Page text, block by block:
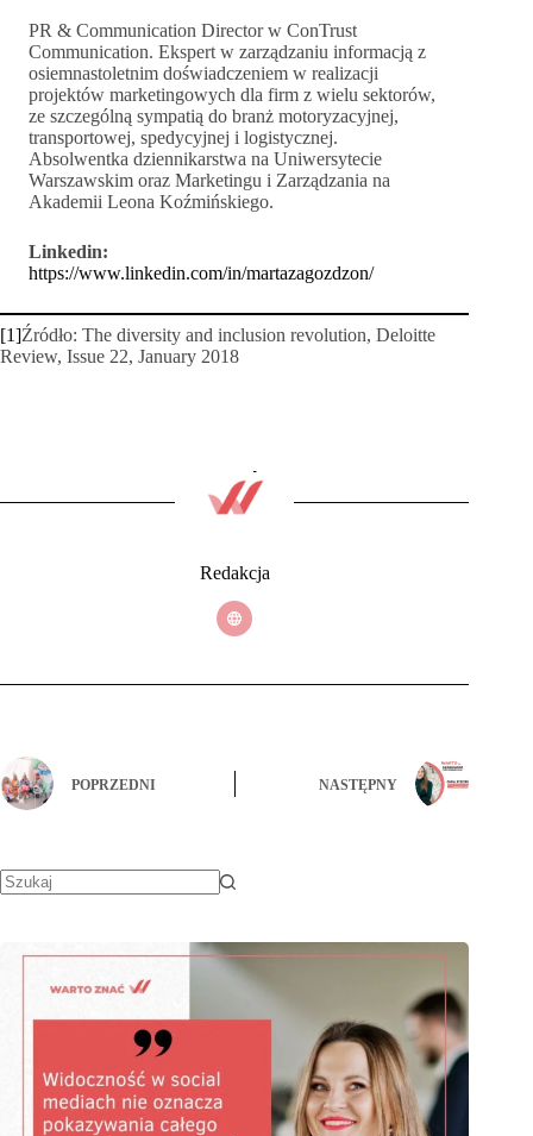
PR & Communication Director w ConTrust
Communication. Ekspert w zarządzaniu informacją z
osiemnastoletnim doświadczeniem w realizacji
projektów marketingowych dla firm z wielu sektorów,
ze szczególną sympatią do branż motoryzacyjnej,
transportowej, spedycyjnej i logistycznej.
Absolwentka dziennikarstwa na Uniwersytecie
Warszawskim oraz Marketingu i Zarządzania na
Akademii Leona Koźmińskiego.
Linkedin:
https://www.linkedin.com/in/martazagozdzon/
[1]Źródło: The diversity and inclusion revolution, Deloitte
Review, Issue 22, January 2018
Redakcja
POPRZEDNI NASTĘPNY